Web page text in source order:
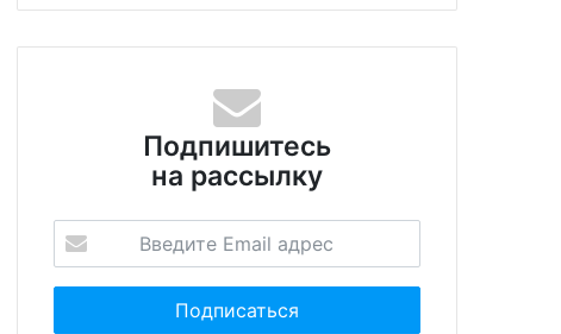
для предприятий
3% от суммы
8 ноября 2024
Банки стали на 40% реже
навязывать россиянам
дополнительные услуги
Подпишитесь
на рассылку